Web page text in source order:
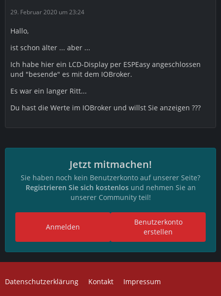
29. Februar 2020 um 23:24
Hallo,
ist schon älter ... aber ...
Ich habe hier ein LCD-Display per ESPEasy angeschlossen
und "besende" es mit dem IOBroker.
Es war ein langer Ritt...
Du hast die Werte im IOBroker und willst Sie anzeigen ???
Jetzt mitmachen!
Sie haben noch kein Benutzerkonto auf unserer Seite?
Registrieren Sie sich kostenlosund nehmen Sie an
unserer Community teil!
Benutzerkonto
erstellen
Anmelden
Datenschutzerklärung Kontakt Impressum